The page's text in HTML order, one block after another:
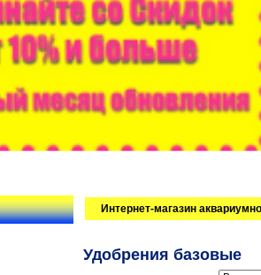
Интернет-магазин
Удобрения базовые